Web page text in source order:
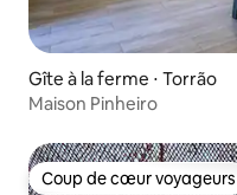
Gîte à la ferme ⋅ Torrão
Maison Pinheiro
Coup de cœur voyageurs
Coup de cœur voyageurs